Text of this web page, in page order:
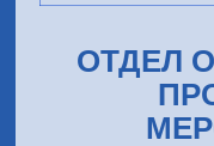
ОТДЕЛ